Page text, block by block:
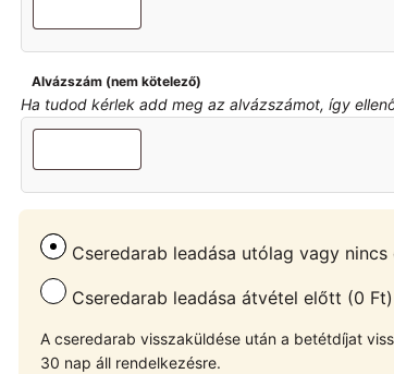
Alvázszám (nem kötelező)
Ha tudod kérlek add meg az alvázszámot, így
Cseredarab leadása utólag vagy nincs
Cseredarab leadása átvétel előtt (0 Ft)
A cseredarab visszaküldése után a betétdíjat
30 nap áll rendelkezésre.